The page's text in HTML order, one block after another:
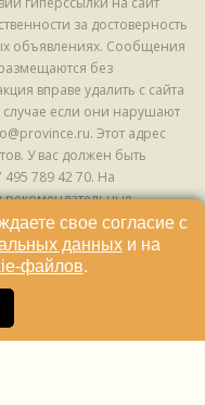
за достоверность
объявлениях. Сообщения
без
вправе удалить с сайта
если они нарушают
Этот адрес
У вас должен быть
495 789 42 70. На
предоставления
и анализа сведений,
сети "Интернет",
Федерации) © ООО ИД
свое согласие с
данныхи на
файлов.